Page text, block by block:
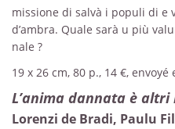
missione di salvà i populi di e
d’ambra. Quale sarà u più
nale ?
19 x 26 cm, 80 p., 14 €,
L’anima dannata è
Lorenzi de Bradi, Paulu